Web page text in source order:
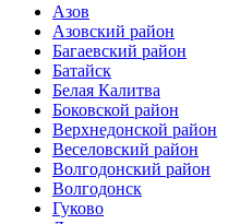
Азов
Азовский район
Багаевский район
Батайск
Белая Калитва
Боковской район
Верхнедонской район
Веселовский район
Волгодонский район
Волгодонск
Гуково